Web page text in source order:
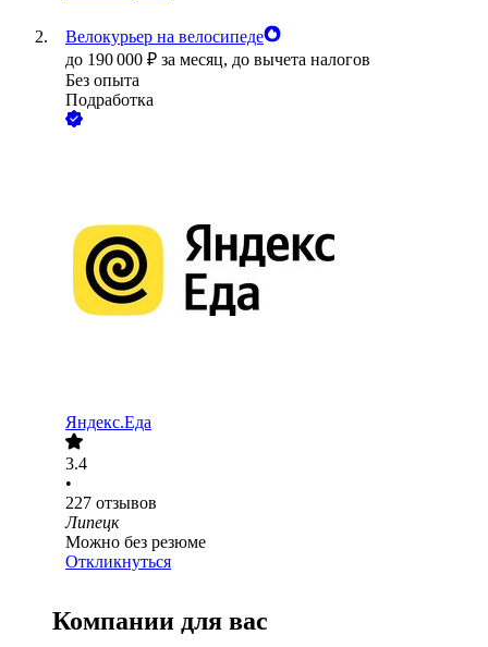
Велокурьер на велосипеде
до 190 000 ₽ за месяц, до вычета налогов
Без опыта
Подработка
Яндекс.Еда
3.4
•
227 отзывов
Липецк
Можно без резюме
Откликнуться
Компании для вас